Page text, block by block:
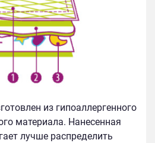
из гипоаллергенного
материала. Нанесенная
лучше распределить